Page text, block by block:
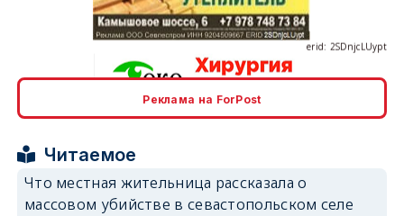
erid: 2SDnjcrDNw6
Реклама на ForPost
Читаемое
Что местная жительница рассказала о
массовом убийстве в севастопольском селе